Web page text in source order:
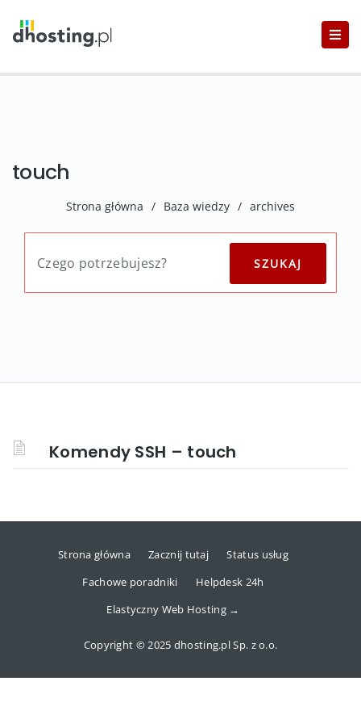
touch
Strona główna / Baza wiedzy / archives
Komendy SSH – touch
Strona główna Zacznij tutaj
Status usług
Fachowe poradniki
Helpdesk 24h
Elastyczny Web Hosting →
Copyright © 2025 dhosting.pl Sp. z o.o.